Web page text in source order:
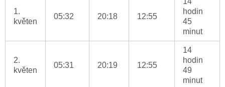
1.
květen
05:32 20:18 12:55
hodin
45
minut
2.
květen
05:31 20:19 12:55
14
hodin
49
minut